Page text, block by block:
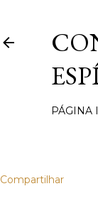
PÁGINA
Compartilhar